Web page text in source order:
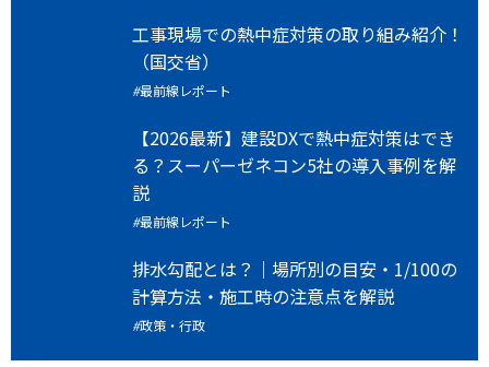
工事現場での熱中症対策の取り組み紹介！
（国交省）
最前線レポート
【2026最新】建設DXで熱中症対策はでき
る？スーパーゼネコン5社の導入事例を解
説
最前線レポート
排水勾配とは？｜場所別の目安・1/100の
計算方法・施工時の注意点を解説
政策・行政